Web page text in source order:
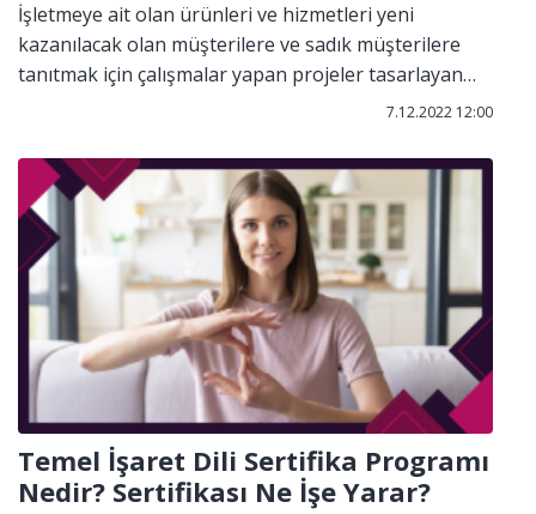
İşletmeye ait olan ürünleri ve hizmetleri yeni
kazanılacak olan müşterilere ve sadık müşterilere
tanıtmak için çalışmalar yapan projeler tasarlayan
belli hedef doğrultusunda müşteriye hizmet7.12.2022 12:00
Temel İşaret Dili Sertifika Programı
Nedir? Sertifikası Ne İşe Yarar?